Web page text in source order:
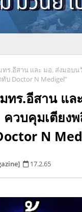
ร.อีสาน และ มอ. ส่งมอบน
บ Doctor N Medigel”
ทร.อีสาน แ
วบคุมเตียงพ
N
17.2.65